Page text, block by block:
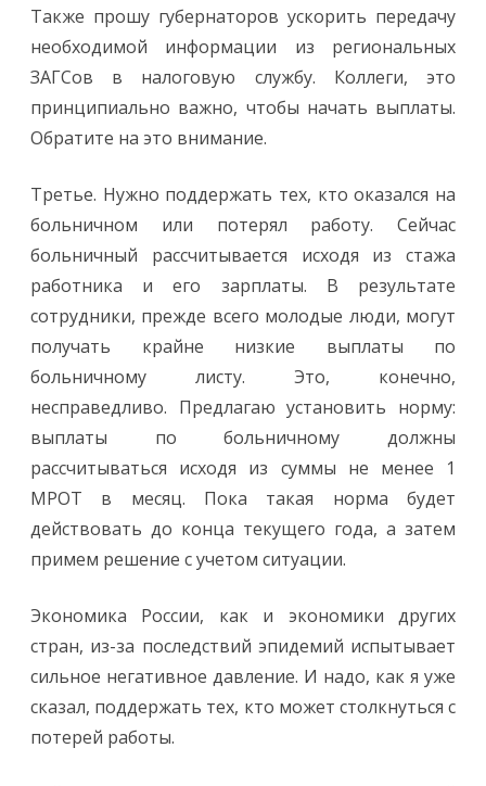
Также прошу губернаторов ускорить передачу
необходимой информации из региональных
ЗАГСов в налоговую службу. Коллеги, это
принципиально важно, чтобы начать выплаты.
Обратите на это внимание.
Третье. Нужно поддержать тех, кто оказался на
больничном или потерял работу. Сейчас
больничный рассчитывается исходя из стажа
работника и его зарплаты. В результате
сотрудники, прежде всего молодые люди, могут
получать крайне низкие выплаты по
больничному листу. Это, конечно,
несправедливо. Предлагаю установить норму:
выплаты по больничному должны
рассчитываться исходя из суммы не менее 1
МРОТ в месяц. Пока такая норма будет
действовать до конца текущего года, а затем
примем решение с учетом ситуации.
Экономика России, как и экономики других
стран, из-за последствий эпидемий испытывает
сильное негативное давление. И надо, как я уже
сказал, поддержать тех, кто может столкнуться с
потерей работы.